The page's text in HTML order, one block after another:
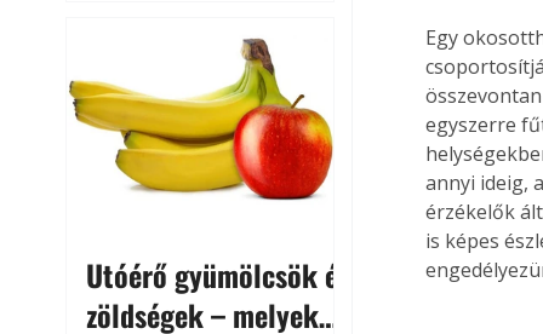
kertészkedés sokak számára
kikapcsolódást és feltöltődést
is jelent.
Utóérő gyümölcsök és
zöldségek – melyek
Egy
egyszerre
annyi ideig,
érzékelők
is képes